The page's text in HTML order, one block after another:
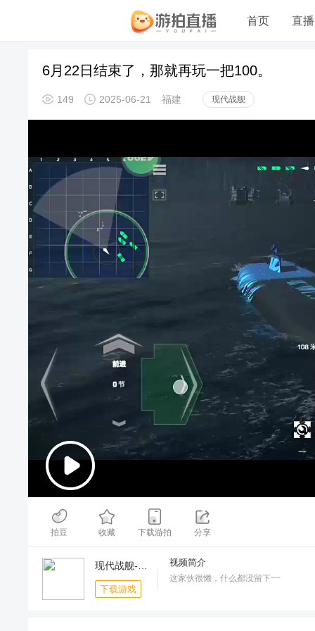
首页 直播
6月22日结束了，那就再玩一把100。
149 2025-06-21 福建 现代战舰
00:00/05:15
拍豆 收藏 下载游拍 分享
下载游戏
视频简介
这家伙很懒，什么都没留下~~